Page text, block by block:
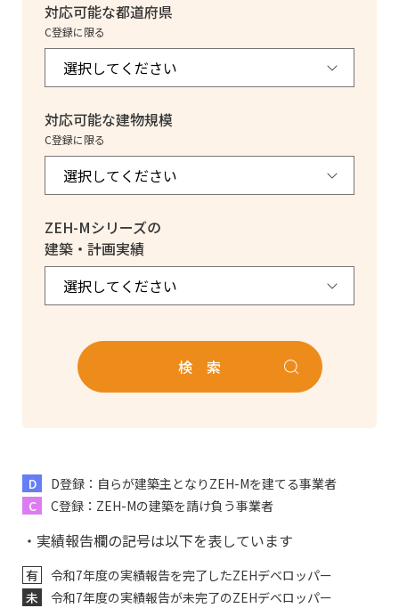
対応可能な都道府県
C登録に限る
対応可能な建物規模
C登録に限る
ZEH-Mシリーズの
建築・計画実績
検 索
D
D登録：自らが建築主となりZEH-Mを建てる事業者
C
C登録：ZEH-Mの建築を請け負う事業者
実績報告欄の記号は以下を表しています
有
令和7年度の実績報告を完了したZEHデベロッパー
未
令和7年度の実績報告が未完了のZEHデベロッパー